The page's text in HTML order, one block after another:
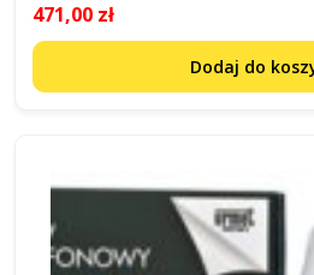
471,00 zł
Dodaj do